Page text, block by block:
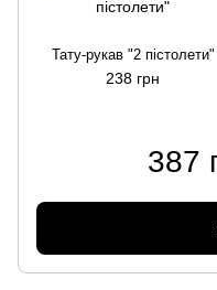
Тату-рукав "2 пістолети"
238 грн
387